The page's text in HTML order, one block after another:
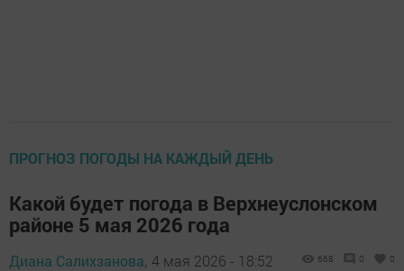
ПРОГНОЗ ПОГОДЫ НА КАЖДЫЙ ДЕНЬ
Какой будет погода в Верхнеуслонском
районе 5 мая 2026 года
Диана Салихзанова, 4 мая 2026 - 18:52 668 0 0